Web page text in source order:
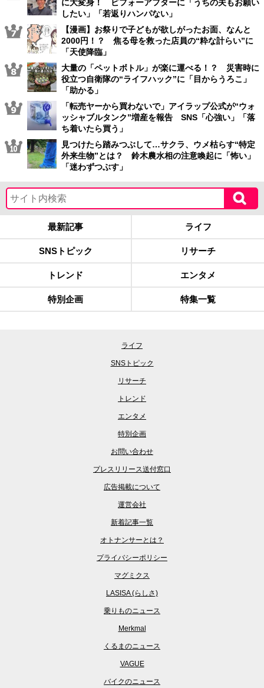
に大変身！ ビフォーアフターに「うちの夫もお願い
したい」「若返りハンパない」
【漫画】お祭りで子どもが欲しがったお面、なんと
2000円！？ 焦る母を救った店員の“粋な計らい”に
「天使降臨」
大量の「ペットボトル」が楽に運べる！？ 災害時に
役立つ自衛隊の“ライフハック”に「目からうろこ」
「助かる」
「転売ヤーから買わないで」アイラップ公式が“ウォ
ッシャブルタンク”増産を報告 SNS「心強い」「落
ち着いたら買う」
見つけたら踏みつぶして…サクラ、ウメ枯らす“特定
外来生物”とは？ 鈴木農水相の注意喚起に「怖い」
「迷わずつぶす」
最新記事 ライフ
SNSトピック リサーチ
トレンド エンタメ
特別企画 特集一覧
ライフ
SNSトピック
リサーチ
トレンド
エンタメ
特別企画
お問い合わせ
プレスリリース送付窓口
広告掲載について
運営会社
新着記事一覧
オトナンサーとは？
プライバシーポリシー
マグミクス
LASISA (らしさ)
乗りものニュース
Merkmal
くるまのニュース
VAGUE
バイクのニュース